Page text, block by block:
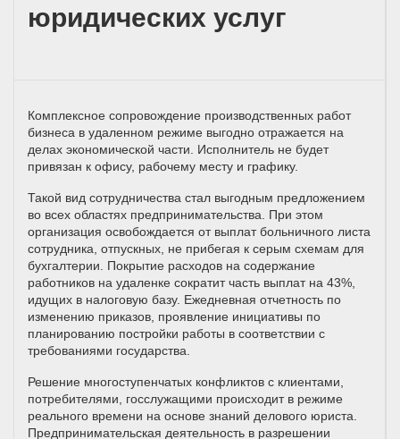
юридических услуг
Комплексное сопровождение производственных работ
бизнеса в удаленном режиме выгодно отражается на
делах экономической части. Исполнитель не будет
привязан к офису, рабочему месту и графику.
Такой вид сотрудничества стал выгодным предложением
во всех областях предпринимательства. При этом
организация освобождается от выплат больничного листа
сотрудника, отпускных, не прибегая к серым схемам для
бухгалтерии. Покрытие расходов на содержание
работников на удаленке сократит часть выплат на 43%,
идущих в налоговую базу. Ежедневная отчетность по
изменению приказов, проявление инициативы по
планированию постройки работы в соответствии с
требованиями государства.
Решение многоступенчатых конфликтов с клиентами,
потребителями, госслужащими происходит в режиме
реального времени на основе знаний делового юриста.
Предпринимательская деятельность в разрешении